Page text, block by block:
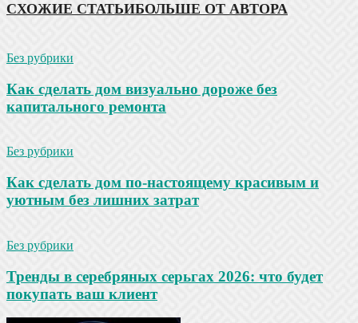
СХОЖИЕ СТАТЬИБОЛЬШЕ ОТ АВТОРА
Без рубрики
Как сделать дом визуально дороже без
капитального ремонта
Без рубрики
Как сделать дом по-настоящему красивым и
уютным без лишних затрат
Без рубрики
Тренды в серебряных серьгах 2026: что будет
покупать ваш клиент